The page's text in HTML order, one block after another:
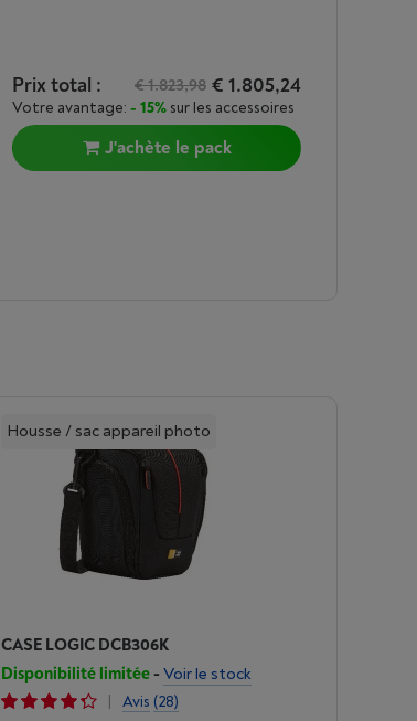
Prix total : € 1.823,98 € 1.805,24
Votre avantage: - 15% sur les accessoires
J'achète le pack
Housse / sac appareil photo
CASE LOGIC DCB306K
Disponibilité limitée- Voir le stock
|
Avis (28)